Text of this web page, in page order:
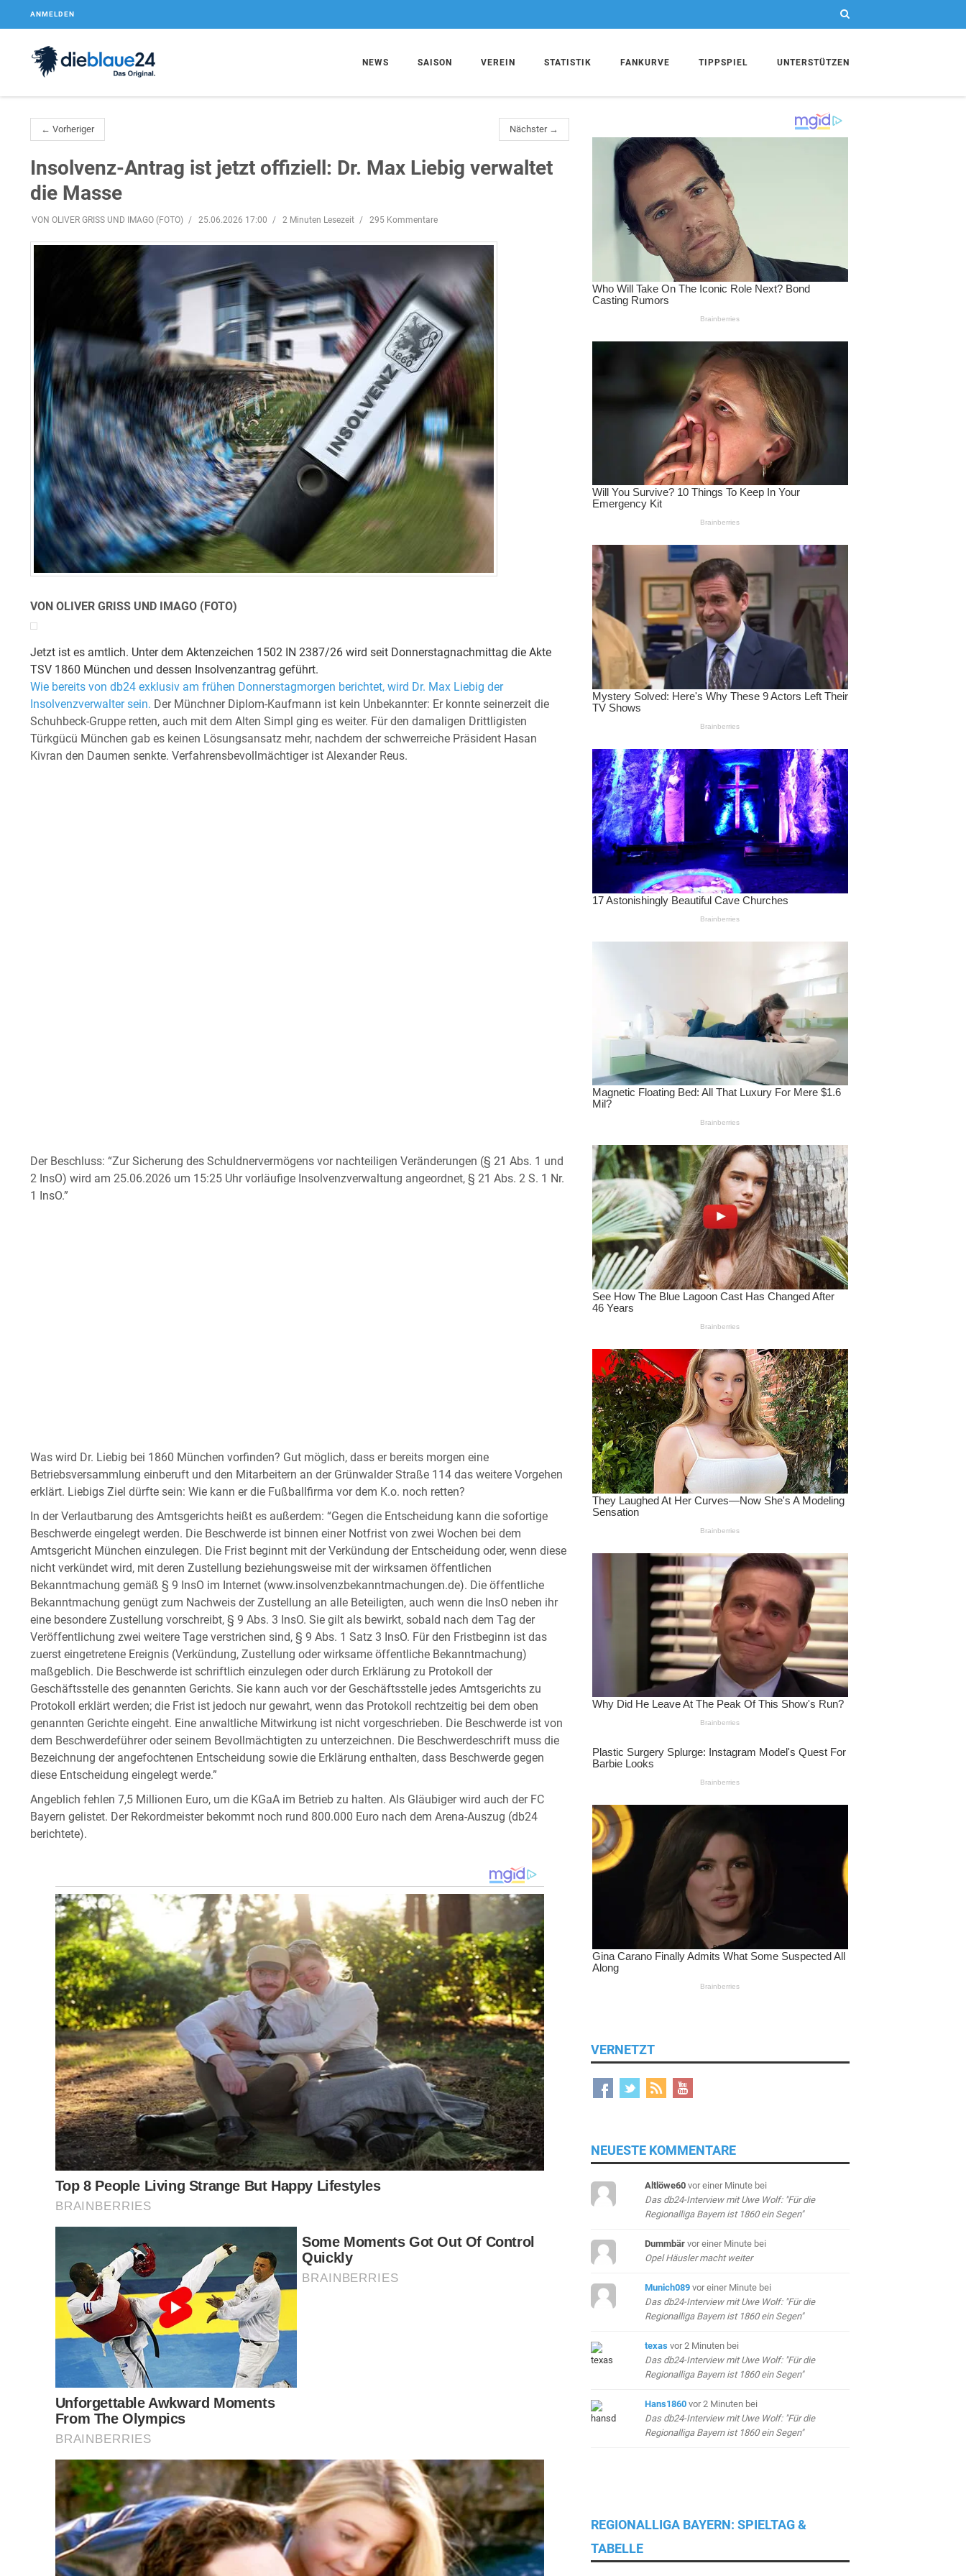
ANMELDEN
NEWS SAISON VEREIN STATISTIK FANKURVE TIPPSPIEL UNTERSTÜTZEN
← Vorheriger Nächster →
Insolvenz-Antrag ist jetzt offiziell: Dr. Max Liebig verwaltet
die Masse
VON OLIVER GRISS UND IMAGO (FOTO) 25.06.2026 17:00 2 Minuten Lesezeit 295 Kommentare
VON OLIVER GRISS UND IMAGO (FOTO)
Jetzt ist es amtlich. Unter dem Aktenzeichen 1502 IN 2387/26 wird seit Donnerstagnachmittag die Akte
TSV 1860 München und dessen Insolvenzantrag geführt.
Wie bereits von db24 exklusiv am frühen Donnerstagmorgen berichtet, wird Dr. Max Liebig der
Insolvenzverwalter sein. Der Münchner Diplom-Kaufmann ist kein Unbekannter: Er konnte seinerzeit die
Schuhbeck-Gruppe retten, auch mit dem Alten Simpl ging es weiter. Für den damaligen Drittligisten
Türkgücü München gab es keinen Lösungsansatz mehr, nachdem der schwerreiche Präsident Hasan
Kivran den Daumen senkte. Verfahrensbevollmächtiger ist Alexander Reus.
Der Beschluss: “Zur Sicherung des Schuldnervermögens vor nachteiligen Veränderungen (§ 21 Abs. 1 und
2 InsO) wird am 25.06.2026 um 15:25 Uhr vorläufige Insolvenzverwaltung angeordnet, § 21 Abs. 2 S. 1 Nr.
1 InsO.”
Was wird Dr. Liebig bei 1860 München vorfinden? Gut möglich, dass er bereits morgen eine
Betriebsversammlung einberuft und den Mitarbeitern an der Grünwalder Straße 114 das weitere Vorgehen
erklärt. Liebigs Ziel dürfte sein: Wie kann er die Fußballfirma vor dem K.o. noch retten?
In der Verlautbarung des Amtsgerichts heißt es außerdem: “Gegen die Entscheidung kann die sofortige
Beschwerde eingelegt werden. Die Beschwerde ist binnen einer Notfrist von zwei Wochen bei dem
Amtsgericht München einzulegen. Die Frist beginnt mit der Verkündung der Entscheidung oder, wenn diese
nicht verkündet wird, mit deren Zustellung beziehungsweise mit der wirksamen öffentlichen
Bekanntmachung gemäß § 9 InsO im Internet (www.insolvenzbekanntmachungen.de). Die öffentliche
Bekanntmachung genügt zum Nachweis der Zustellung an alle Beteiligten, auch wenn die InsO neben ihr
eine besondere Zustellung vorschreibt, § 9 Abs. 3 InsO. Sie gilt als bewirkt, sobald nach dem Tag der
Veröffentlichung zwei weitere Tage verstrichen sind, § 9 Abs. 1 Satz 3 InsO. Für den Fristbeginn ist das
zuerst eingetretene Ereignis (Verkündung, Zustellung oder wirksame öffentliche Bekanntmachung)
maßgeblich. Die Beschwerde ist schriftlich einzulegen oder durch Erklärung zu Protokoll der
Geschäftsstelle des genannten Gerichts. Sie kann auch vor der Geschäftsstelle jedes Amtsgerichts zu
Protokoll erklärt werden; die Frist ist jedoch nur gewahrt, wenn das Protokoll rechtzeitig bei dem oben
genannten Gerichte eingeht. Eine anwaltliche Mitwirkung ist nicht vorgeschrieben. Die Beschwerde ist von
dem Beschwerdeführer oder seinem Bevollmächtigten zu unterzeichnen. Die Beschwerdeschrift muss die
Bezeichnung der angefochtenen Entscheidung sowie die Erklärung enthalten, dass Beschwerde gegen
diese Entscheidung eingelegt werde.”
Angeblich fehlen 7,5 Millionen Euro, um die KGaA im Betrieb zu halten. Als Gläubiger wird auch der FC
Bayern gelistet. Der Rekordmeister bekommt noch rund 800.000 Euro nach dem Arena-Auszug (db24
berichtete).
VERNETZT
NEUESTE KOMMENTARE
Altlöwe60 vor einer Minutebei
Das db24-Interview mit Uwe Wolf: "Für die
Regionalliga Bayern ist 1860 ein Segen"
Dummbär vor einer Minutebei
Opel Häusler macht weiter
Munich089 vor einer Minutebei
Das db24-Interview mit Uwe Wolf: "Für die
Regionalliga Bayern ist 1860 ein Segen"
texas vor 2 Minuten bei
Das db24-Interview mit Uwe Wolf: "Für die
Regionalliga Bayern ist 1860 ein Segen"
Hans1860 vor 2 Minuten bei
Das db24-Interview mit Uwe Wolf: "Für die
Regionalliga Bayern ist 1860 ein Segen"
REGIONALLIGA BAYERN: SPIELTAG &
TABELLE